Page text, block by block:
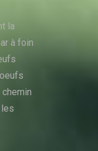
la
à foin
les